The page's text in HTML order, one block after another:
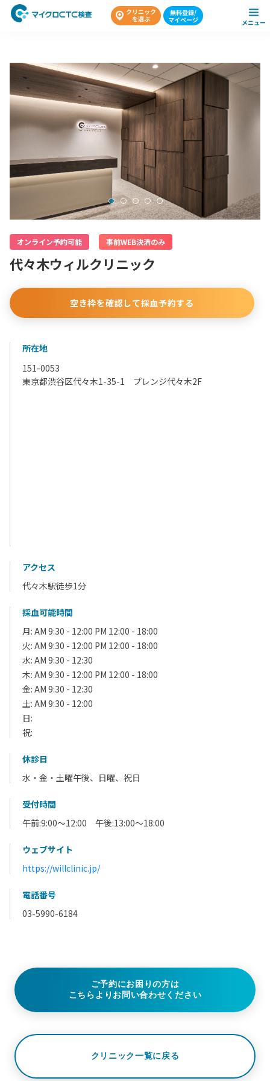
オンライン予約可能 事前WEB決済のみ
代々木ウィルクリニック
空き枠を確認して採血予約する
所在地
151-0053
東京都渋谷区代々木1-35-1 プレンジ代々木2F
アクセス
代々木駅徒歩1分
採血可能時間
月: AM 9:30 - 12:00 PM 12:00 - 18:00
火: AM 9:30 - 12:00 PM 12:00 - 18:00
水: AM 9:30 - 12:30
木: AM 9:30 - 12:00 PM 12:00 - 18:00
金: AM 9:30 - 12:30
土: AM 9:30 - 12:00
日:
祝:
休診日
水・金・土曜午後、日曜、祝日
受付時間
午前:9:00～12:00 午後:13:00～18:00
ウェブサイト
https://willclinic.jp/
電話番号
03-5990-6184
ご予約にお困りの方は
こちらよりお問い合わせください
クリニック一覧に戻る